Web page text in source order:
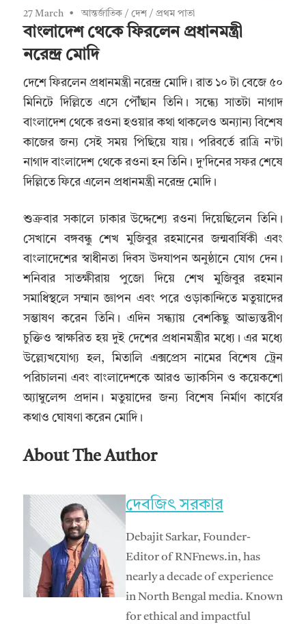
27 March আন্তর্জাতিক / দেশ / প্রথম পাতা
বাংলাদেশ থেকে ফিরলেন প্রধানমন্ত্রী
নরেন্দ্র মোদি
দেশে ফিরলেন প্রধানমন্ত্রী নরেন্দ্র মোদি। রাত ১০ টা বেজে ৫০
মিনিটে দিল্লিতে এসে পৌঁঁছান তিনি। সন্ধ্যে সাতটা নাগাদ
বাংলাদেশ থেকে রওনা হওয়ার কথা থাকলেও অন্যান্য বিশেষ
কাজের জন্য সেই সময় পিছিয়ে যায়। পরিবর্তে রাত্রি ন’টা
নাগাদ বাংলাদেশ থেকে রওনা হন তিনি। দু’দিনের সফর শেষে
দিল্লিতে ফিরে এলেন প্রধানমন্ত্রী নরেন্দ্র মোদি।
শুক্রবার সকালে ঢাকার উদ্দেশ্যে রওনা দিয়েছিলেন তিনি।
সেখানে বঙ্গবন্ধু শেখ মুজিবুর রহমানের জন্মবার্ষিকী এবং
বাংলাদেশের স্বাধীনতা দিবস উদযাপন অনুষ্ঠানে যোগ দেন।
শনিবার সাতক্ষীরায় পুজো দিয়ে শেখ মুজিবুর রহমান
সমাধিস্থলে সম্মান জ্ঞাপন এবং পরে ওড়াকান্দিতে মতুয়াদের
সম্ভাষণ করেন তিনি। এদিন সন্ধ্যায় বেশকিছু আভ্যন্তরীণ
চুক্তিও স্বাক্ষরিত হয় দুই দেশের প্রধানমন্ত্রীর মধ্যে। এর মধ্যে
উল্ল্যেখযোগ্য হল, মিতালি এক্সপ্রেস নামের বিশেষ ট্রেন
পরিচালনা এবং বাংলাদেশকে আরও ভ্যাকসিন ও কয়েকশো
অ্যাম্বুলেন্স প্রদান। মতুয়াদের জন্য বিশেষ নির্মাণ কার্যের
কথাও ঘোষণা করেন মোদি।
About The Author
দেবজিৎ সরকার
Debajit Sarkar, Founder-
Editor of RNFnews.in, has
nearly a decade of experience
in North Bengal media. Known
for ethical and impactful